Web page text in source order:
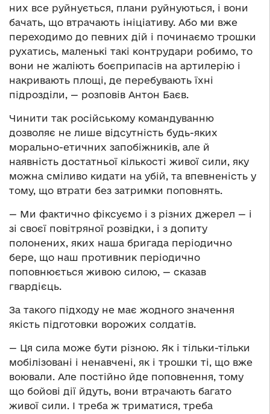
них все руйнується, плани руйнуються, і вони
бачать, що втрачають ініціативу. Або ми вже
переходимо до певних дій і починаємо трошки
рухатись, маленькі такі контрудари робимо, то
вони не жаліють боєприпасів на артилерію і
накривають площі, де перебувають їхні
підрозділи, — розповів Антон Баєв.
Чинити так російському командуванню
дозволяє не лише відсутність будь-яких
морально-етичних запобіжників, але й
наявність достатньої кількості живої сили, яку
можна сміливо кидати на убій, та впевненість у
тому, що втрати без затримки поповнять.
— Ми фактично фіксуємо і з різних джерел — і
зі своєї повітряної розвідки, і з допиту
полонених, яких наша бригада періодично
бере, що наш противник періодично
поповнюється живою силою, — сказав
гвардієць.
За такого підходу не має жодного значення
якість підготовки ворожих солдатів.
— Ця сила може бути різною. Як і тільки-тільки
мобілізовані і ненавчені, як і трошки ті, що вже
воювали. Але постійно йде поповнення, тому
що бойові дії йдуть, вони втрачають багато
живої сили. І треба ж триматися, треба